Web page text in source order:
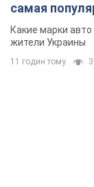
самая
Какие марки
жители Украины
11 годин тому